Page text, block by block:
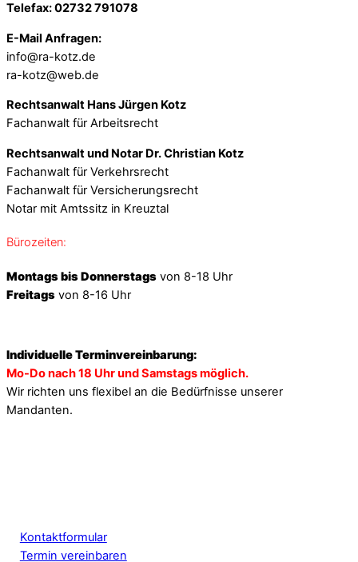
Telefax: 02732 791078
E-Mail Anfragen:
info@ra-kotz.de
ra-kotz@web.de
Rechtsanwalt Hans Jürgen Kotz
Fachanwalt für Arbeitsrecht
Rechtsanwalt und Notar Dr. Christian Kotz
Fachanwalt für Verkehrsrecht
Fachanwalt für Versicherungsrecht
Notar mit Amtssitz in Kreuztal
Bürozeiten:
Montags bis Donnerstags von 8-18 Uhr
Freitags von 8-16 Uhr
Individuelle Terminvereinbarung:
Mo-Do nach 18 Uhr und Samstags möglich.
Wir richten uns flexibel an die Bedürfnisse unserer
Mandanten.
Kontaktformular
Termin vereinbaren